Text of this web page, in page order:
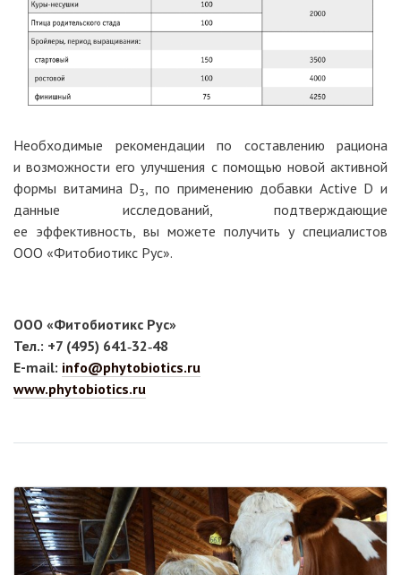
Необходимые рекомендации по составлению рациона
и возможности его улучшения с помощью новой активной
формы витамина D3, по применению добавки Active D и
данные исследований, подтверждающие
ее эффективность, вы можете получить у специалистов
ООО «Фитобиотикс Рус».
ООО «Фитобиотикс Рус»
Тел.: +7 (495) 641‑32‑48
E-mail: info@phytobiotics.ru
www.phytobiotics.ru